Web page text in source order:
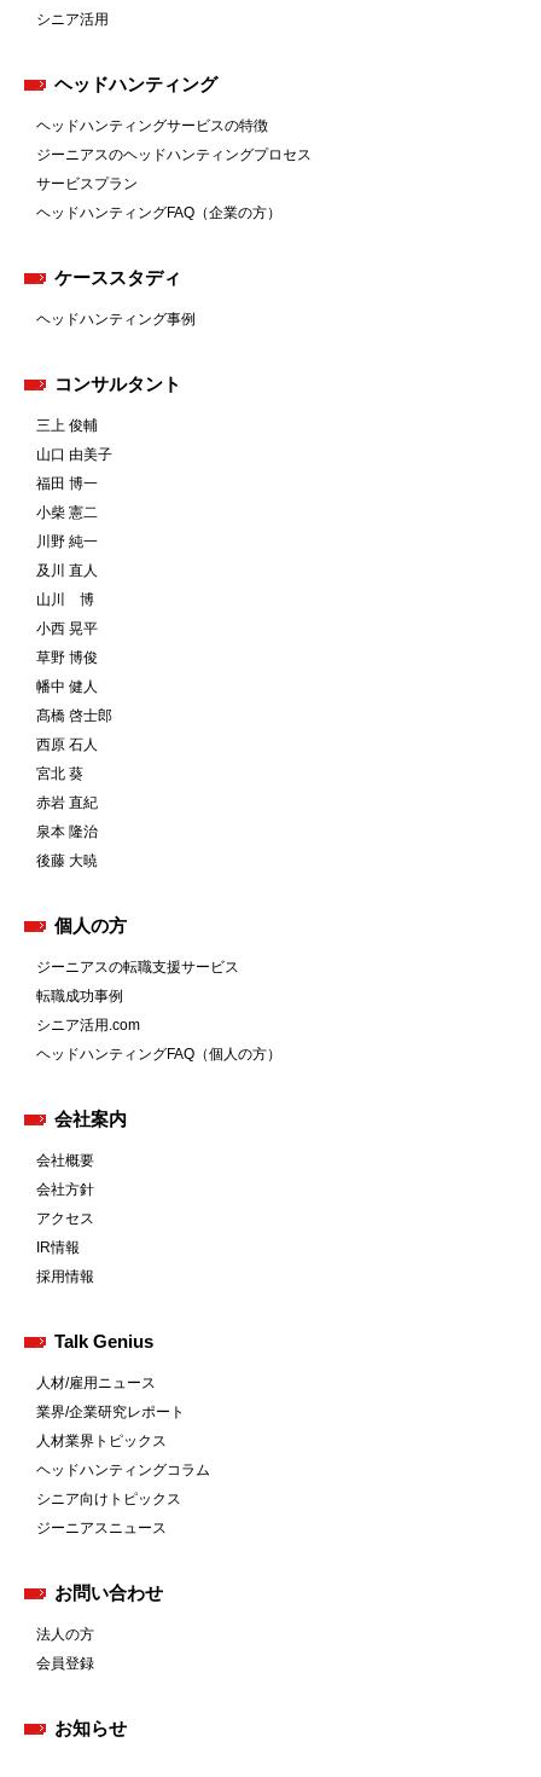
シニア活用
ヘッドハンティング
ヘッドハンティングサービスの特徴
ジーニアスのヘッドハンティングプロセス
サービスプラン
ヘッドハンティングFAQ（企業の方）
ケーススタディ
ヘッドハンティング事例
コンサルタント
三上 俊輔
山口 由美子
福田 博一
小柴 憲二
川野 純一
及川 直人
山川 博
小西 晃平
草野 博俊
幡中 健人
髙橋 啓士郎
西原 石人
宮北 葵
赤岩 直紀
泉本 隆治
後藤 大暁
個人の方
ジーニアスの転職支援サービス
転職成功事例
シニア活用.com
ヘッドハンティングFAQ（個人の方）
会社案内
会社概要
会社方針
アクセス
IR情報
採用情報
Talk Genius
人材/雇用ニュース
業界/企業研究レポート
人材業界トピックス
ヘッドハンティングコラム
シニア向けトピックス
ジーニアスニュース
お問い合わせ
法人の方
会員登録
お知らせ